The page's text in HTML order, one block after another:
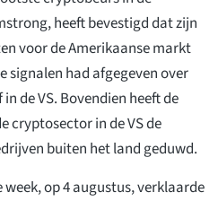
heeft bevestigd dat zijn
voor de Amerikaanse markt
signalen had afgegeven over
de VS. Bovendien heeft de
cryptosector in de VS de
buiten het land geduwd.
week, op 4 augustus, verklaarde